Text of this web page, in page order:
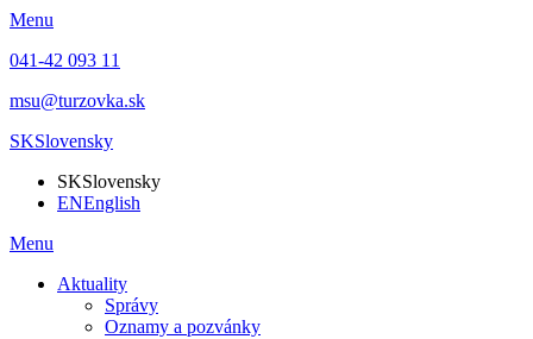
Menu
041-42 093 11
msu@turzovka.sk
SKSlovensky
SKSlovensky
ENEnglish
Menu
Aktuality
Správy
Oznamy a pozvánky